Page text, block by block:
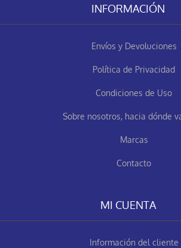
INFORMACIÓN
Envíos y Devoluciones
Política de Privacidad
Condiciones de Uso
Sobre nosotros, hacia dónde
Marcas
Contacto
MI CUENTA
Información del cliente